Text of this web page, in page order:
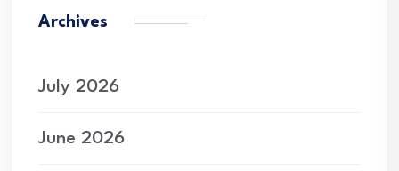
Archives
July 2026
June 2026